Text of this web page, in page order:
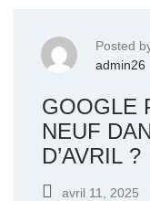
Posted
admin26
GOOGLE
NEUF
D’AVRIL ?
avril 11, 2025